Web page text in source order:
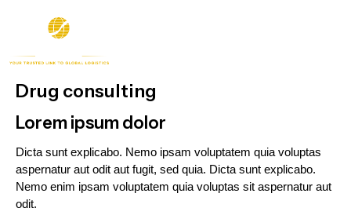
Drug consulting
Lorem ipsum dolor
Dicta sunt explicabo. Nemo ipsam voluptatem quia voluptas
aspernatur aut odit aut fugit, sed quia. Dicta sunt explicabo.
Nemo enim ipsam voluptatem quia voluptas sit aspernatur aut
odit.